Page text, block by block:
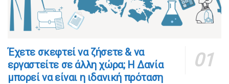
​​Έχετε σκεφτεί να ζήσετε & να
εργαστείτε σε άλλη χώρα; Η Δανία
μπορεί να είναι η ιδανική πρόταση